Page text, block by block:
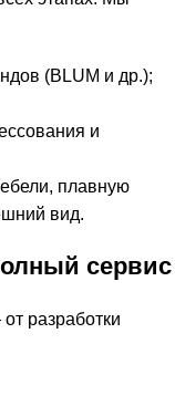
(BLUM и др.);
и
плавную
вид.
сервис
разработки